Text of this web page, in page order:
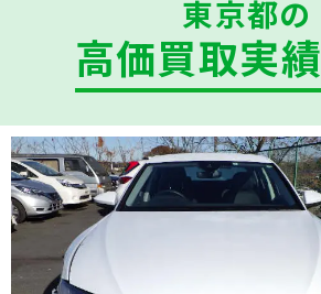
東京都の
高価買取実績